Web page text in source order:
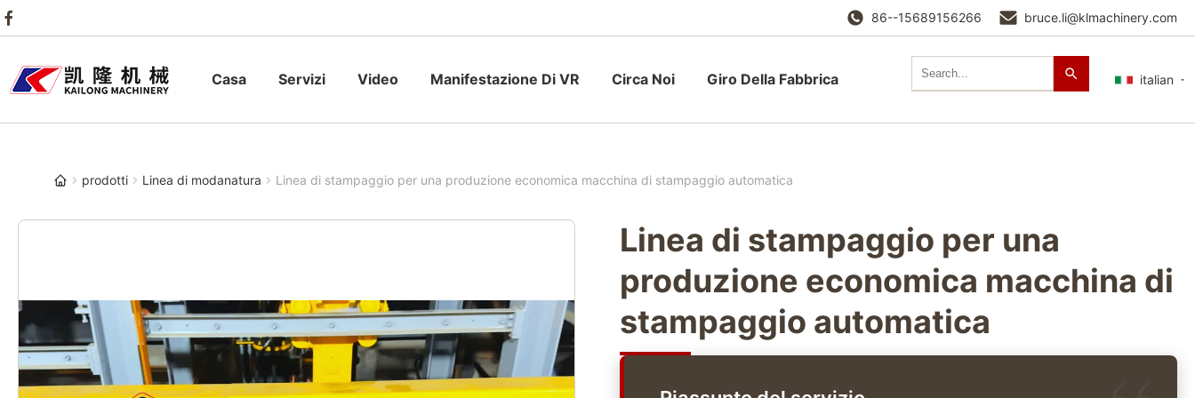
86--15689156266 bruce.li@klmachinery.com
Casa Servizi Video Manifestazione Di VR Circa Noi Giro Della Fabbrica italian
prodotti Linea di modanatura Linea di stampaggio per una produzione economica macchina di stampaggio automatica
Linea di stampaggio per una
produzione economica macchina di
stampaggio automatica